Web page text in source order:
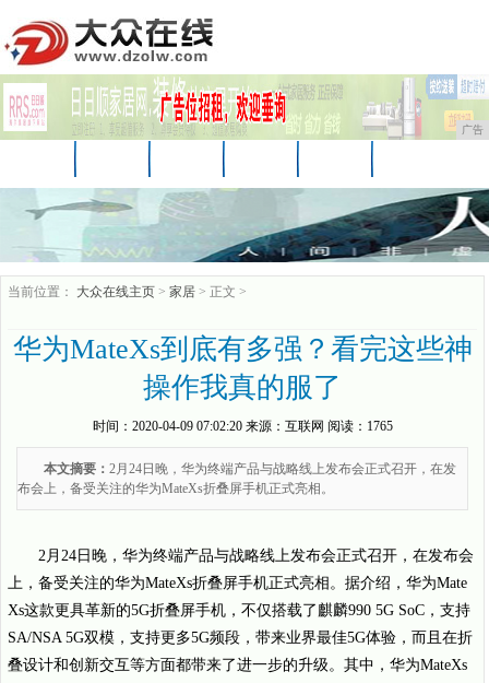
广告
企业 游戏
当前位置： 大众在线主页 > 家居 > 正文 >
华为MateXs到底有多强？看完这些神
操作我真的服了
时间： 2020-04-09 07:02:20来源： 互联网 阅读：1765
本文摘要： 2月24日晚，华为终端产品与战略线上发布会正式召开，在发
布会上，备受关注的华为MateXs折叠屏手机正式亮相。
2月24日晚，华为终端产品与战略线上发布会正式召开，在发布会
上，备受关注的华为MateXs折叠屏手机正式亮相。据介绍，华为Mate
Xs这款更具革新的5G折叠屏手机，不仅搭载了麒麟990 5G SoC，支持
SA/NSA 5G双模，支持更多5G频段，带来业界最佳5G体验，而且在折
叠设计和创新交互等方面都带来了进一步的升级。其中，华为MateXs